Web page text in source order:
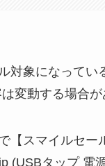
対象になってい
変動する場合が
【スマイルセー
(USBタップ 電